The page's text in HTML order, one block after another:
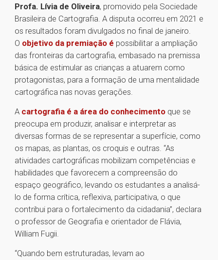
Profa. Lívia de Oliveira, promovido pela Sociedade
Brasileira de Cartografia. A disputa ocorreu em 2021 e
os resultados foram divulgados no final de janeiro.
O objetivo da premiação é possibilitar a ampliação
das fronteiras da cartografia, embasado na premissa
básica de estimular as crianças a atuarem como
protagonistas, para a formação de uma mentalidade
cartográfica nas novas gerações.
A cartografia é a área do conhecimento que se
preocupa em produzir, analisar e interpretar as
diversas formas de se representar a superfície, como
os mapas, as plantas, os croquis e outras. “As
atividades cartográficas mobilizam competências e
habilidades que favorecem a compreensão do
espaço geográfico, levando os estudantes a analisá-
lo de forma crítica, reflexiva, participativa, o que
contribui para o fortalecimento da cidadania”, declara
o professor de Geografia e orientador de Flávia,
William Fugii.
“Quando bem estruturadas, levam ao